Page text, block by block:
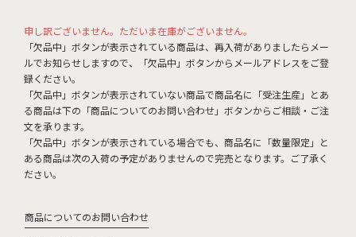
申し訳ございません。ただいま在庫がございません。
「欠品中」ボタンが表示されている商品は、再入荷がありましたらメー
ルでお知らせしますので、「欠品中」ボタンからメールアドレスをご登
録ください。
「欠品中」ボタンが表示されていない商品で商品名に「受注生産」とあ
る商品は下の「商品についてのお問い合わせ」ボタンからご相談・ご注
文を承ります。
「欠品中」ボタンが表示されている場合でも、商品名に「数量限定」と
ある商品は次の入荷の予定がありませんので完売となります。ご了承く
ださい。
商品についてのお問い合わせ